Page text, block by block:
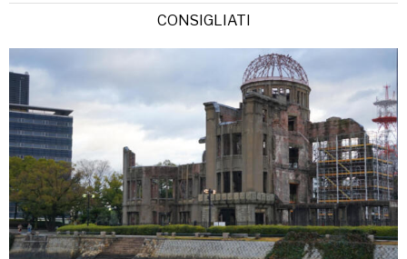
CONSIGLIATI